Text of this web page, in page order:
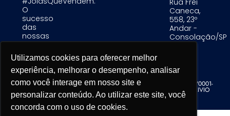
Utilizamos cookies para oferecer melhor
experiência, melhorar o desempenho, analisar
como você interage em nosso site e
personalizar conteúdo. Ao utilizar este site, você
concorda com o uso de cookies.
Utilizamos cookies para oferecer melhor
experiência, melhorar o desempenho, analisar
como você interage em nosso site e
personalizar conteúdo. Ao utilizar este site, você
concorda com o uso de cookies.
Utilizamos cookies para oferecer melhor
experiência, melhorar o desempenho, analisar
como você interage em nosso site e
personalizar conteúdo. Ao utilizar este site, você
concorda com o uso de cookies.
O
sucesso
das
nossas
clientes é
uma
prioridade
para nós.
Caneca,
558, 23º
Andar -
Consolação/SP
Alinare Comercio de Acessorios de Moda LTDA - CNPJ 19.679.195/0001-
76 - Copyright. Todos os direitos reservados. Desenvolvido por TRIVIO